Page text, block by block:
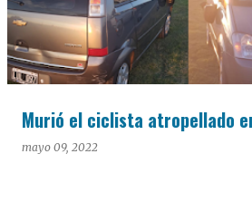
Murió el ciclista atropellado
mayo 09, 2022